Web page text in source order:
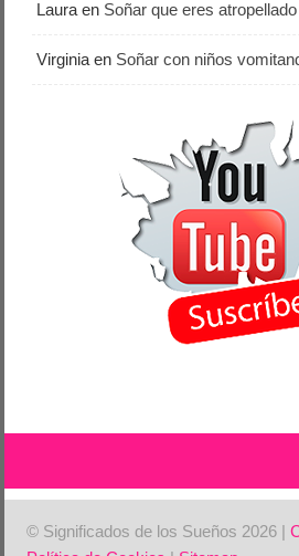
Laura en Soñar que eres
Virginia en Soñar con niños
© Significados de los Sueños 2026 |